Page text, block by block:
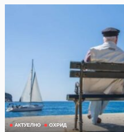
АКТУЕЛНО ОХРИД